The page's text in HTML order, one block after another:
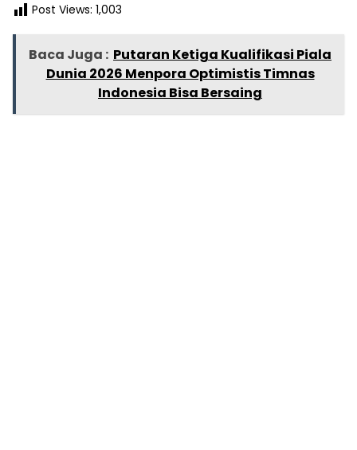
Post Views: 1,003
Baca Juga : Putaran Ketiga Kualifikasi Piala
Dunia 2026 Menpora Optimistis Timnas
Indonesia Bisa Bersaing